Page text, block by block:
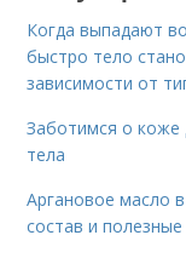
Когда выпадают
быстро тело
зависимости от
Заботимся о коже
тела
Аргановое масло
состав и полезные